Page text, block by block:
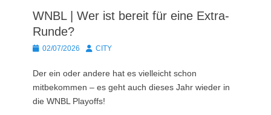
WNBL | Wer ist bereit für eine Extra-
Runde?
Posted
02/07/2026 AutorCITY
Der ein oder andere hat es vielleicht schon
mitbekommen – es geht auch dieses Jahr wieder in
die WNBL Playoffs!